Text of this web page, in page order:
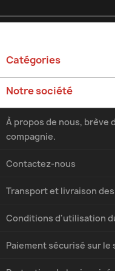
Catégories
Notre société
Transport et livraison
Conditions d'utilisation
À propos de nous,
compagnie.
Paiement sécurisé sur
Contactez-nous